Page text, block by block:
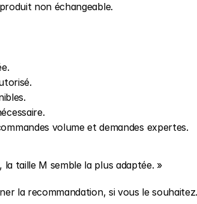
non échangeable.
volume et demandes expertes.
taille M semble la plus adaptée. »
la recommandation, si vous le